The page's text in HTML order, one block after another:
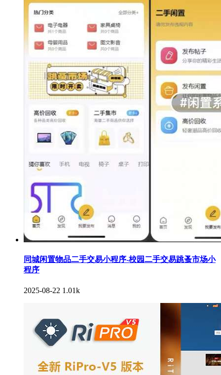
同城闲置物品二手交易小程序-校园二手交易跳蚤市场小
程序
2025-08-22 1.01k